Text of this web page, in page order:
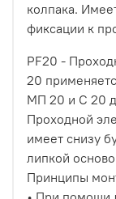
колпака.
фиксации к
PF20 -
20
МП 20 и С 20
Проходной
имеет снизу
липкой
Принципы